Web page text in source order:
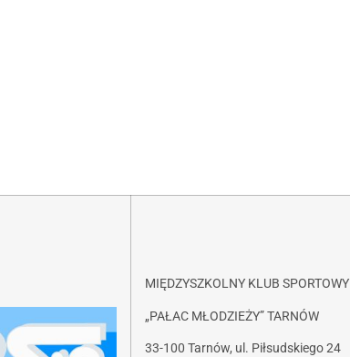
MIĘDZYSZKOLNY KLUB SPORTOWY
„PAŁAC MŁODZIEŻY” TARNÓW
33-100 Tarnów, ul. Piłsudskiego 24